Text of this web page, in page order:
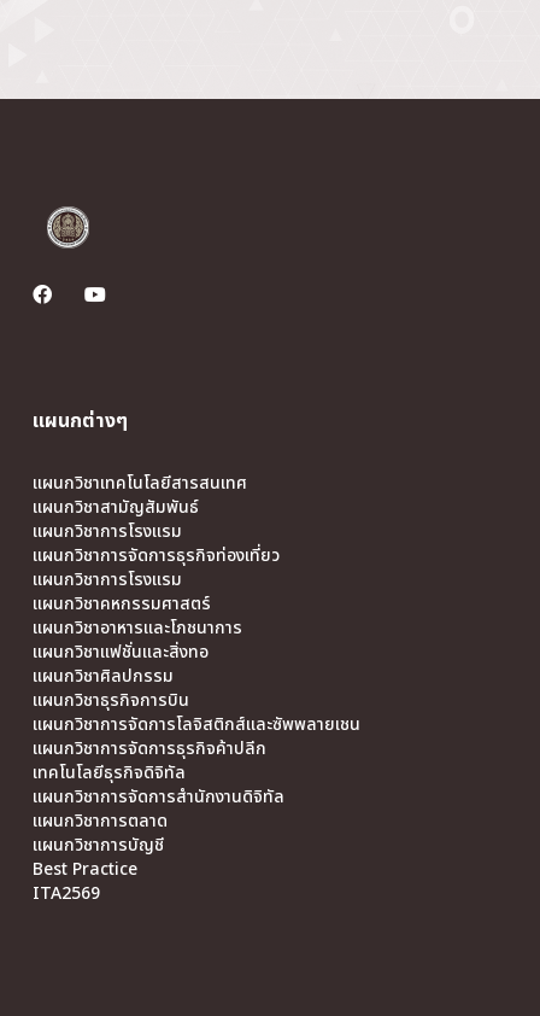
แผนกต่างๆ
แผนกวิชาเทคโนโลยีสารสนเทศ
แผนกวิชาสามัญสัมพันธ์
แผนกวิชาการโรงแรม
แผนกวิชาการจัดการธุรกิจท่องเที่ยว
แผนกวิชาการโรงแรม
แผนกวิชาคหกรรมศาสตร์
แผนกวิชาอาหารและโภชนาการ
แผนกวิชาแฟชั่นและสิ่งทอ
แผนกวิชาศิลปกรรม
แผนกวิชาธุรกิจการบิน
แผนกวิชาการจัดการโลจิสติกส์และซัพพลายเชน
แผนกวิชาการจัดการธุรกิจค้าปลีก
เทคโนโลยีธุรกิจดิจิทัล
แผนกวิชาการจัดการสำนักงานดิจิทัล
แผนกวิชาการตลาด
แผนกวิชาการบัญชี
Best Practice
ITA2569